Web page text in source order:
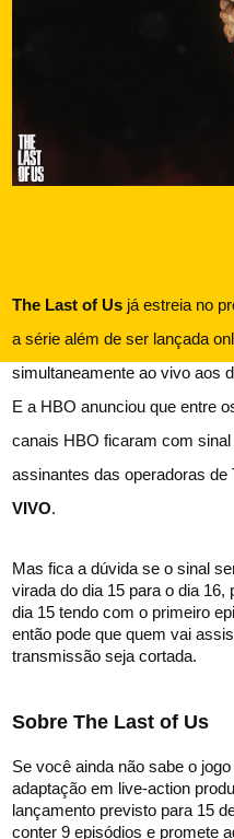
The Last of Us já estreia no
a série além de ser lançada
simultaneamente ao vivo aos
E a HBO anunciou que entre
canais HBO ficaram com
assinantes das operadoras
VIVO.
Mas fica a dúvida se o sinal
virada do dia 15 para o dia
dia 15 tendo com o primeiro
então pode que quem vai
transmissão seja cortada.
Sobre The Last of Us
Se você ainda não sabe o
adaptação em live-action
lançamento previsto para 15
conter 9 episódios e promete